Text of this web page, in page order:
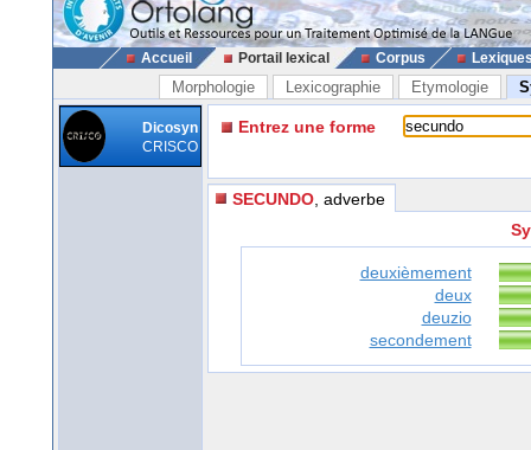
Accueil Portail lexical Corpus
Morphologie Lexicographie Etymologie
Dicosyn
CRISCO
Entrez une forme
SECUNDO , adverbe
deuxièmement
deux
deuzio
secondement